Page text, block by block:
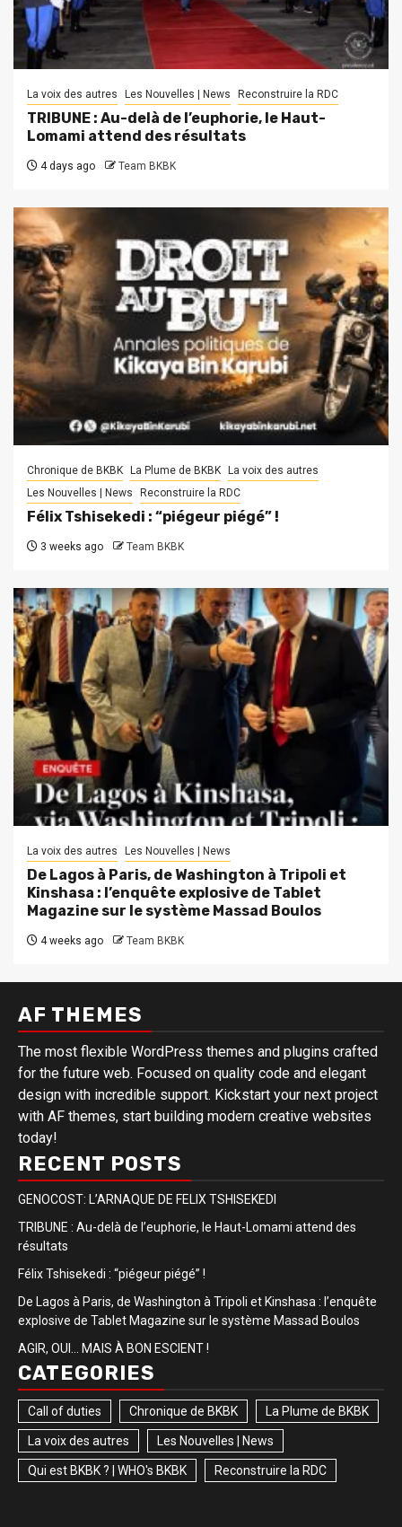
La voix des autres Les Nouvelles | News Reconstruire la RDC
TRIBUNE : Au-delà de l’euphorie, le Haut-
Lomami attend des résultats
4 days ago Team BKBK
Chronique de BKBK La Plume de BKBK
La voix des autres
Les Nouvelles | News
Reconstruire la RDC
Félix Tshisekedi : “piégeur piégé” !
3 weeks ago Team BKBK
La voix des autres Les Nouvelles | News
De Lagos à Paris, de Washington à Tripoli et
Kinshasa : l’enquête explosive de Tablet
Magazine sur le système Massad Boulos
4 weeks ago Team BKBK
AF THEMES
The most flexible WordPress themes and plugins crafted
for the future web. Focused on quality code and elegant
design with incredible support. Kickstart your next project
with AF themes, start building modern creative websites
today!
RECENT POSTS
GENOCOST: L’ARNAQUE DE FELIX TSHISEKEDI
TRIBUNE : Au-delà de l’euphorie, le Haut-Lomami attend des
résultats
Félix Tshisekedi : “piégeur piégé” !
De Lagos à Paris, de Washington à Tripoli et Kinshasa : l’enquête
explosive de Tablet Magazine sur le système Massad Boulos
AGIR, OUI… MAIS À BON ESCIENT !
CATEGORIES
Call of duties Chronique de BKBK La Plume de BKBK
La voix des autres Les Nouvelles | News
Qui est BKBK ? | WHO's BKBK Reconstruire la RDC